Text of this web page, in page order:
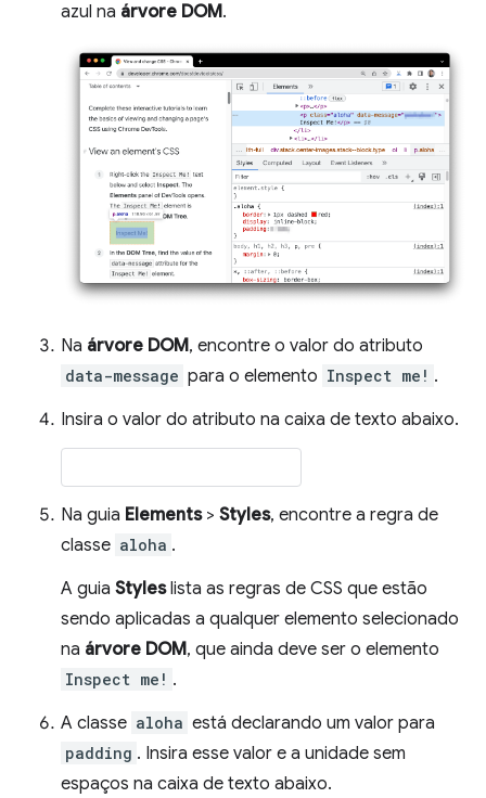
azul na árvore DOM.
Na árvore DOM, encontre o valor do atributo
data-message para o elemento Inspect me! .
Insira o valor do atributo na caixa de texto abaixo.
Na guia Elements> Styles, encontre a regra de
classe aloha .
A guia Styleslista as regras de CSS que estão
sendo aplicadas a qualquer elemento selecionado
na árvore DOM, que ainda deve ser o elemento
Inspect me! .
A classe aloha está declarando um valor para
padding . Insira esse valor e a unidade sem
espaços na caixa de texto abaixo.